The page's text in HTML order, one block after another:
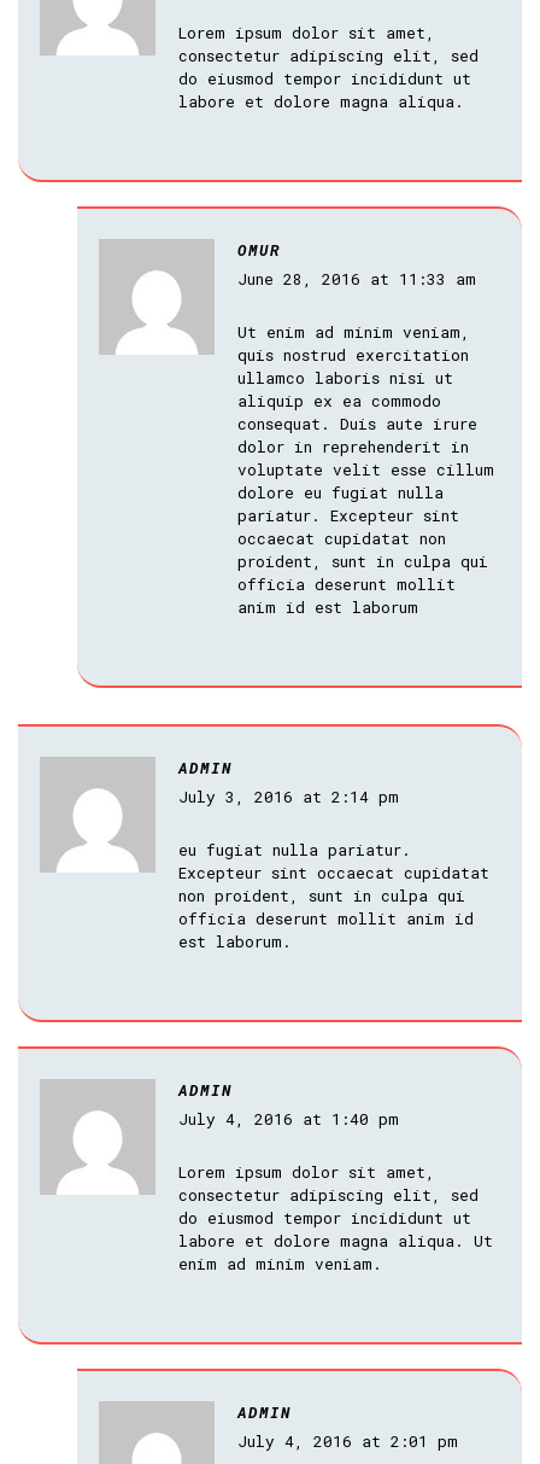
Lorem ipsum dolor sit amet,
consectetur adipiscing elit, sed
do eiusmod tempor incididunt ut
labore et dolore magna aliqua.
OMUR
June 28, 2016 at 11:33 am
Ut enim ad minim veniam,
quis nostrud exercitation
ullamco laboris nisi ut
aliquip ex ea commodo
consequat. Duis aute irure
dolor in reprehenderit in
voluptate velit esse cillum
dolore eu fugiat nulla
pariatur. Excepteur sint
occaecat cupidatat non
proident, sunt in culpa qui
officia deserunt mollit
anim id est laborum
ADMIN
July 3, 2016 at 2:14 pm
eu fugiat nulla pariatur.
Excepteur sint occaecat cupidatat
non proident, sunt in culpa qui
officia deserunt mollit anim id
est laborum.
ADMIN
July 4, 2016 at 1:40 pm
Lorem ipsum dolor sit amet,
consectetur adipiscing elit, sed
do eiusmod tempor incididunt ut
labore et dolore magna aliqua. Ut
enim ad minim veniam.
ADMIN
July 4, 2016 at 2:01 pm